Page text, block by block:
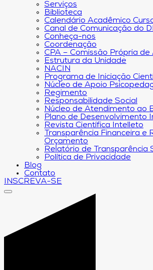
Serviços
Biblioteca
Calendário Acadêmico
Canal de Comunicação do
Conheça-nos
Coordenação
CPA – Comissão Própria de
Estrutura da Unidade
NACIN
Programa de Iniciação
Núcleo de Apoio
Regimento
Responsabilidade Social
Núcleo de Atendimento ao
Plano de Desenvolvimento
Revista Científica Intelleto
Transparência Financeira e
Orçamento
Relatório de Transparência
Política de Privacidade
Blog
Contato
INSCREVA-SE